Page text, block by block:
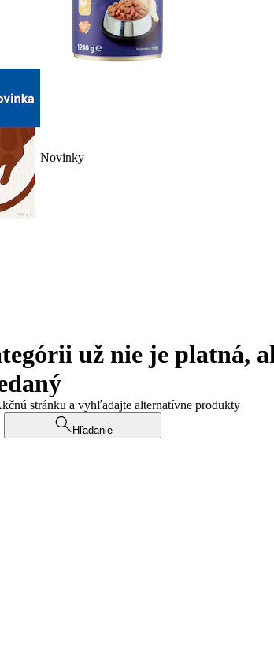
Novinky
už nie je platná,
stránku a vyhľadajte alternatívne produkty
Hľadanie